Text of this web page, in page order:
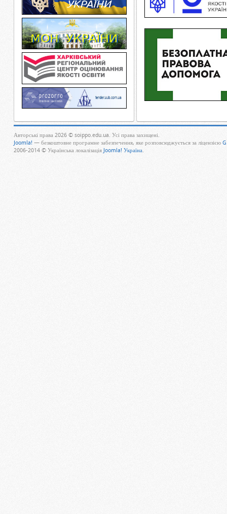
Авторські права 2026 © soippo.edu.ua. Усі права захищені.
Joomla! — безкоштовне програмне забезпечення, яке розповсюджується за ліцензією
2006-2014 © Українська локалізація Joomla! Україна.